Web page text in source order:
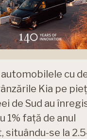
automobilele cu
Kia pe
de Sud au
1% față de anul
situându-se la